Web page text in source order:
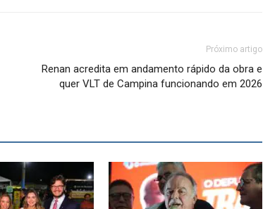
Próximo artigo
Renan acredita em andamento rápido da obra e
quer VLT de Campina funcionando em 2026